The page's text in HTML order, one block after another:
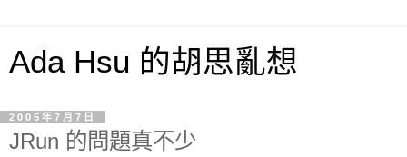
Ada Hsu 的胡思亂想
2005年7月7日
JRun 的問題真不少